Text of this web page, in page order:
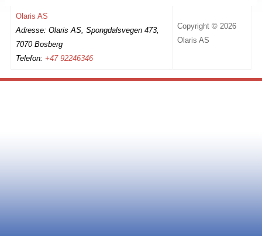
Olaris AS
Adresse: Olaris AS, Spongdalsvegen 473,
7070 Bosberg
Telefon: +47 92246346
Copyright © 2026
Olaris AS